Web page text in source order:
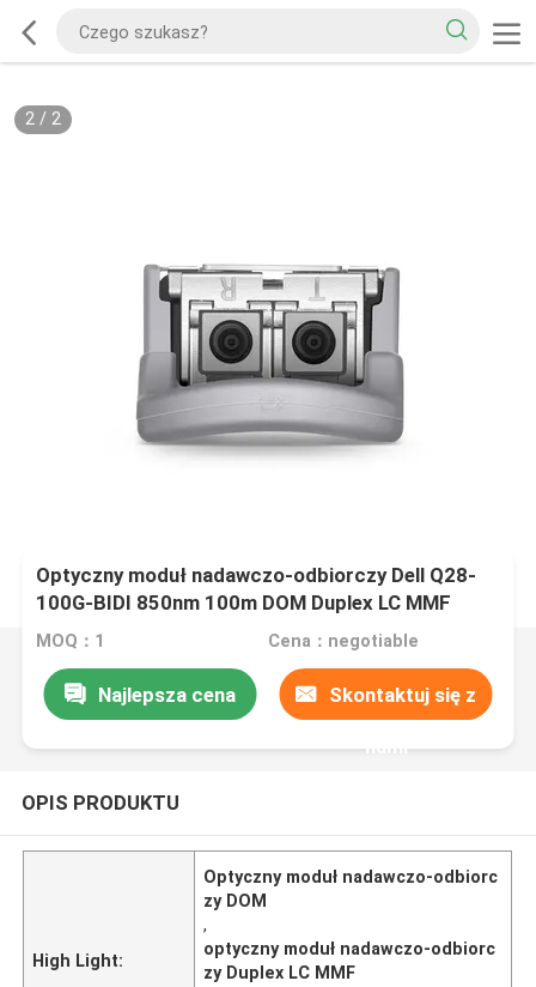
2/ 2
Optyczny moduł nadawczo-odbiorczy Dell Q28-
100G-BIDI 850nm 100m DOM Duplex LC MMF
MOQ：1 Cena：negotiable
Najlepsza cena Skontaktuj się z
nami
OPIS PRODUKTU
High Light:
Optyczny moduł nadawczo-odbiorc
zy DOM
,
optyczny moduł nadawczo-odbiorc
zy Duplex LC MMF